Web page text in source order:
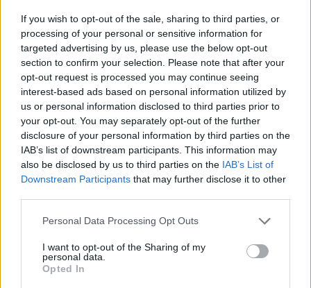
If you wish to opt-out of the sale, sharing to third parties, or
processing of your personal or sensitive information for
targeted advertising by us, please use the below opt-out
section to confirm your selection. Please note that after your
opt-out request is processed you may continue seeing
interest-based ads based on personal information utilized by
us or personal information disclosed to third parties prior to
your opt-out. You may separately opt-out of the further
disclosure of your personal information by third parties on the
IAB’s list of downstream participants. This information may
also be disclosed by us to third parties on the IAB’s List of
Downstream Participants that may further disclose it to other
Personal Data Processing Opt Outs
I want to opt-out of the Sharing of my
personal data.
Opted In
Προκλιμακτήριος: Πώς θα καταλάβετε
ότι μπαίνετε στην εμμηνόπαυση
Ένα φυσιολογικό στάδιο στη ζωή κάθε γυναίκας είναι
και η κλιμακτήριος.